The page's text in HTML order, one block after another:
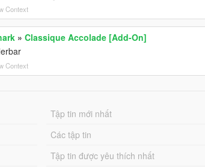
Context
»Classique Accolade [Add-On]
Context
Tập tin mới nhất
Các tập tin
Tập tin được yêu thích nhất